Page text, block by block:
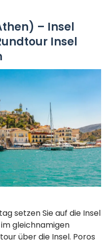
– Insel
Insel
setzen Sie auf die Insel
gleichnamigen
über die Insel. Poros